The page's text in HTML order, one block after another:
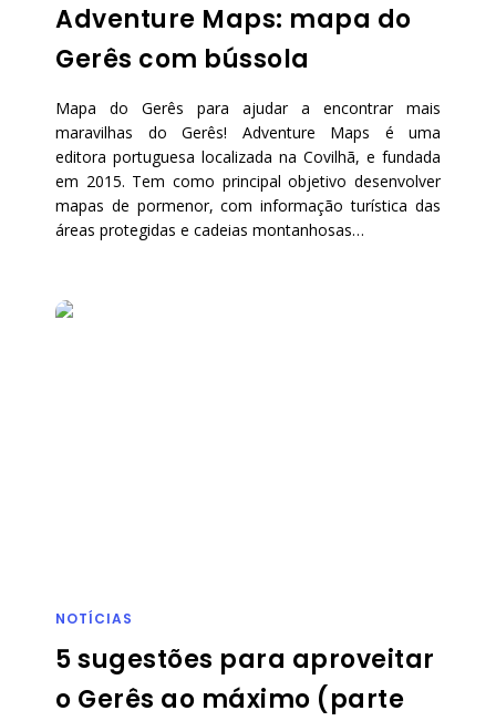
Adventure Maps: mapa do
Gerês com bússola
Mapa do Gerês para ajudar a encontrar mais
maravilhas do Gerês! Adventure Maps é uma
editora portuguesa localizada na Covilhã, e fundada
em 2015. Tem como principal objetivo desenvolver
mapas de pormenor, com informação turística das
áreas protegidas e cadeias montanhosas…
NOTÍCIAS
5 sugestões para aproveitar
o Gerês ao máximo (parte